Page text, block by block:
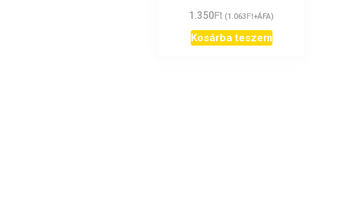
1.350Ft (1.063Ft+ÁFA)
Kosárba teszem